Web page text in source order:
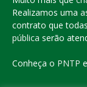
Realizamos uma
contrato que
pública serão
Conheça o PNTP